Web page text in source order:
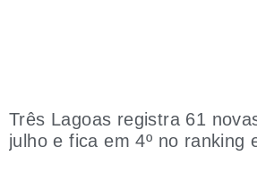
Três Lagoas registra 61
julho e fica em 4º no ranking